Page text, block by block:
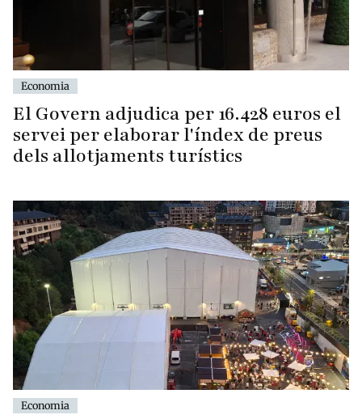
Economia
El Govern adjudica per 16.428 euros el
servei per elaborar l'índex de preus
dels allotjaments turístics
Economia